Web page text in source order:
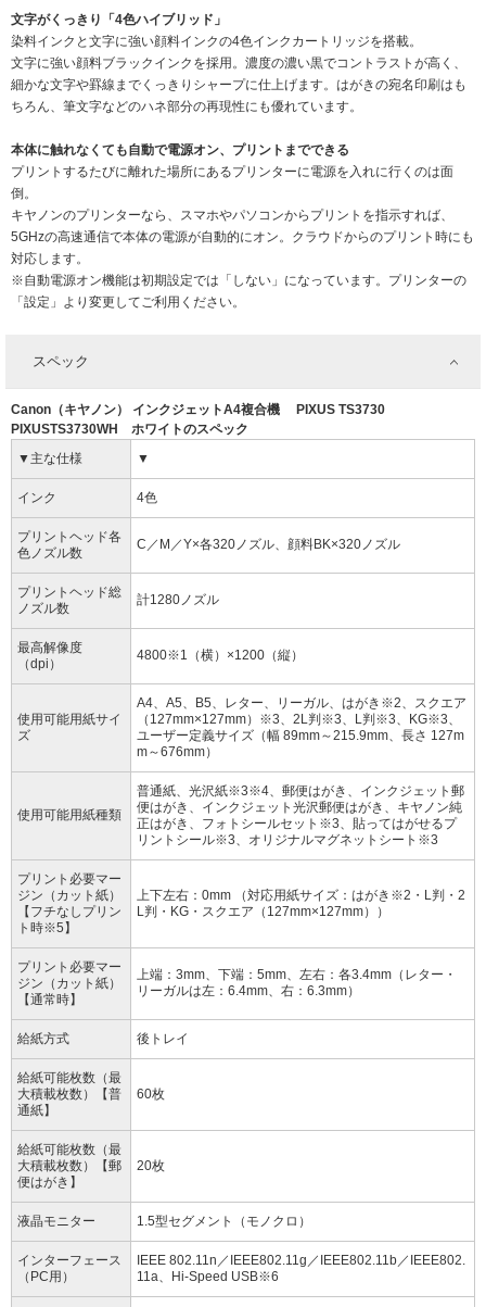
文字がくっきり「4色ハイブリッド」
染料インクと文字に強い顔料インクの4色インクカートリッジを搭載。
文字に強い顔料ブラックインクを採用。濃度の濃い黒でコントラストが高く、
細かな文字や罫線までくっきりシャープに仕上げます。はがきの宛名印刷はも
ちろん、筆文字などのハネ部分の再現性にも優れています。
本体に触れなくても自動で電源オン、プリントまでできる
プリントするたびに離れた場所にあるプリンターに電源を入れに行くのは面
倒。
キヤノンのプリンターなら、スマホやパソコンからプリントを指示すれば、
5GHzの高速通信で本体の電源が自動的にオン。クラウドからのプリント時にも
対応します。
※自動電源オン機能は初期設定では「しない」になっています。プリンターの
「設定」より変更してご利用ください。
スペック
Canon（キヤノン） インクジェットA4複合機 PIXUS TS3730
PIXUSTS3730WH ホワイトのスペック
▼主な仕様
▼
インク 4色
プリントヘッド各
色ノズル数
C／M／Y×各320ノズル、顔料BK×320ノズル
プリントヘッド総
ノズル数
計1280ノズル
最高解像度
（dpi）
4800※1（横）×1200（縦）
使用可能用紙サイ
ズ
A4、A5、B5、レター、リーガル、はがき※2、スクエア
（127mm×127mm）※3、2L判※3、L判※3、KG※3、
ユーザー定義サイズ（幅 89mm～215.9mm、長さ 127m
m～676mm）
使用可能用紙種類
普通紙、光沢紙※3※4、郵便はがき、インクジェット郵
便はがき、インクジェット光沢郵便はがき、キヤノン純
正はがき、フォトシールセット※3、貼ってはがせるプ
リントシール※3、オリジナルマグネットシート※3
プリント必要マー
ジン（カット紙）
【フチなしプリン
ト時※5】
上下左右：0mm （対応用紙サイズ：はがき※2・L判・2
L判・KG・スクエア（127mm×127mm））
プリント必要マー
ジン（カット紙）
【通常時】
上端：3mm、下端：5mm、左右：各3.4mm（レター・
リーガルは左：6.4mm、右：6.3mm）
給紙方式 後トレイ
給紙可能枚数（最
大積載枚数）【普
通紙】
60枚
給紙可能枚数（最
大積載枚数）【郵
便はがき】
20枚
液晶モニター 1.5型セグメント（モノクロ）
インターフェース
（PC用）
IEEE 802.11n／IEEE802.11g／IEEE802.11b／IEEE802.
11a、Hi-Speed USB※6